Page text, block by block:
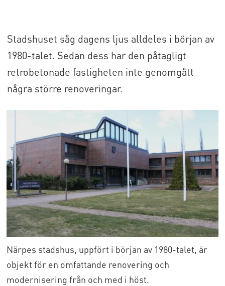
Stadshuset såg dagens ljus alldeles i början av
1980-talet. Sedan dess har den påtagligt
retrobetonade fastigheten inte genomgått
några större renoveringar.
Närpes stadshus, uppfört i början av 1980-talet, är
objekt för en omfattande renovering och
modernisering från och med i höst.